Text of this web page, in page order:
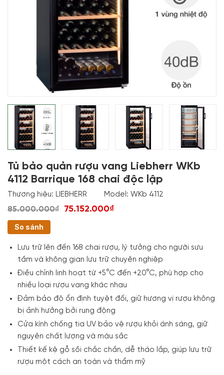
Tủ bảo quản rượu vang Liebherr WKb
4112 Barrique 168 chai độc lập
Thương hiệu: LIEBHERR Model: WKb 4112
85.000.000₫ 75.152.000₫
So sánh
Lưu trữ lên đến 168 chai rượu, lý tưởng cho người sưu
tầm và không gian lưu trữ chuyên nghiệp
Điều chỉnh linh hoạt từ +5°C đến +20°C, phù hợp cho
nhiều loại rượu vang khác nhau
Đảm bảo độ ổn định tuyệt đối, giữ hương vị rượu không
bị ảnh hưởng bởi rung động
Cửa kính chống tia UV bảo vệ rượu khỏi ánh sáng, giữ
nguyên chất lượng và màu sắc
Thiết kế kệ gỗ sồi chắc chắn, dễ tháo lắp, giúp lưu trữ
rượu một cách an toàn và thẩm mỹ